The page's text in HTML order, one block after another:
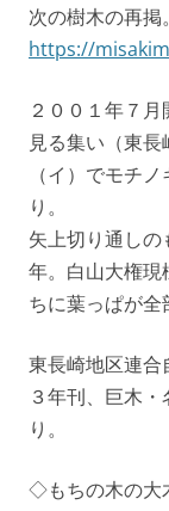
次の樹木の再
https://
２００１年７
見る集い（東長
（イ）でモチ
り。
矢上切り通し
年。白山大権
ちに葉っぱが全
東長崎地区連合
３年刊、巨木
り。
◇もちの木の